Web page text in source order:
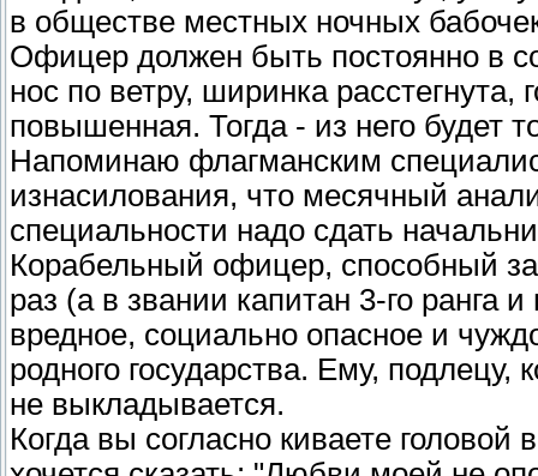
в обществе местных ночных
Офицер должен быть постоянно в
нос по ветру, ширинка
повышенная. Тогда - из него будет
Напоминаю флагманским
изнасилования, что месячный
специальности надо сдать
Корабельный офицер, способный
раз (а в звании капитан 3-го ранга
вредное, социально опасное и
родного государства. Ему,
не выкладывается.
Когда вы согласно киваете